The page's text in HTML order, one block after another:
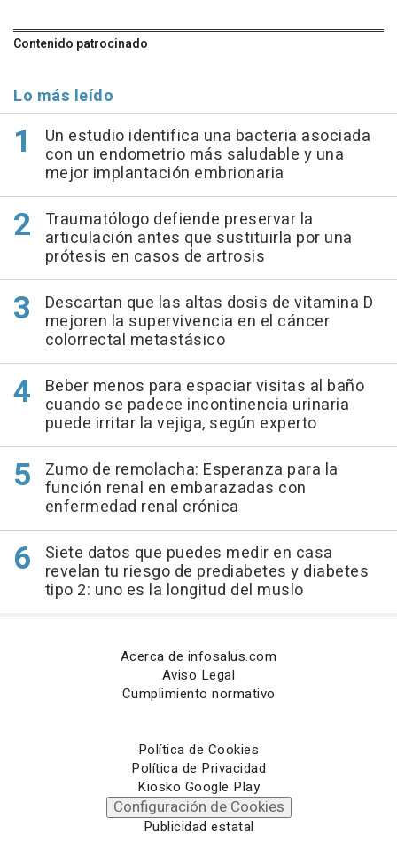
Contenido patrocinado
Lo más leído
Un estudio identifica una bacteria asociada
con un endometrio más saludable y una
mejor implantación embrionaria
Traumatólogo defiende preservar la
articulación antes que sustituirla por una
prótesis en casos de artrosis
Descartan que las altas dosis de vitamina D
mejoren la supervivencia en el cáncer
colorrectal metastásico
Beber menos para espaciar visitas al baño
cuando se padece incontinencia urinaria
puede irritar la vejiga, según experto
Zumo de remolacha: Esperanza para la
función renal en embarazadas con
enfermedad renal crónica
Siete datos que puedes medir en casa
revelan tu riesgo de prediabetes y diabetes
tipo 2: uno es la longitud del muslo
Acerca de infosalus.com
Aviso Legal
Cumplimiento normativo
Política de Cookies
Política de Privacidad
Kiosko Google Play
Configuración de Cookies
Publicidad estatal